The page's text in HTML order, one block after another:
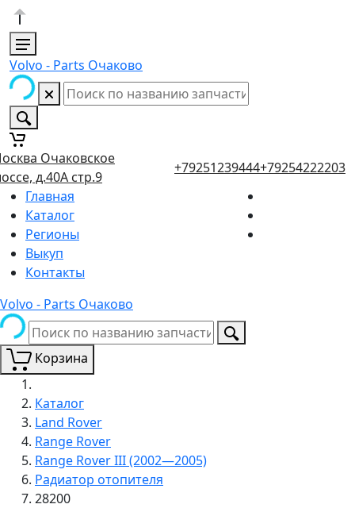
Volvo - Parts Очаково
Очаковское
д.40А стр.9
+79251239444+79254222203
Главная
Каталог
Регионы
Выкуп
Контакты
Volvo - Parts Очаково
Корзина
Каталог
Land Rover
Range Rover
Range Rover III (2002—2005)
Радиатор отопителя
28200